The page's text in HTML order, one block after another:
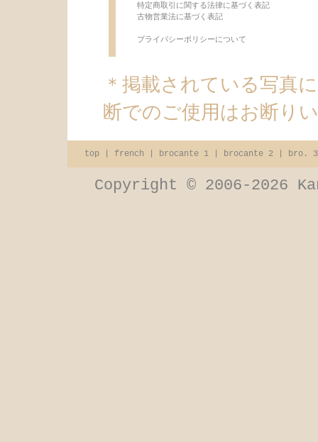
特定商取引に関する法律に基づく表記
古物営業法に基づく表記
プライバシーポリシーについて
＊掲載されている写真
断でのご使用はお断り
top french brocante 1 brocante 2 bro. 3
Copyright © 2006-2026